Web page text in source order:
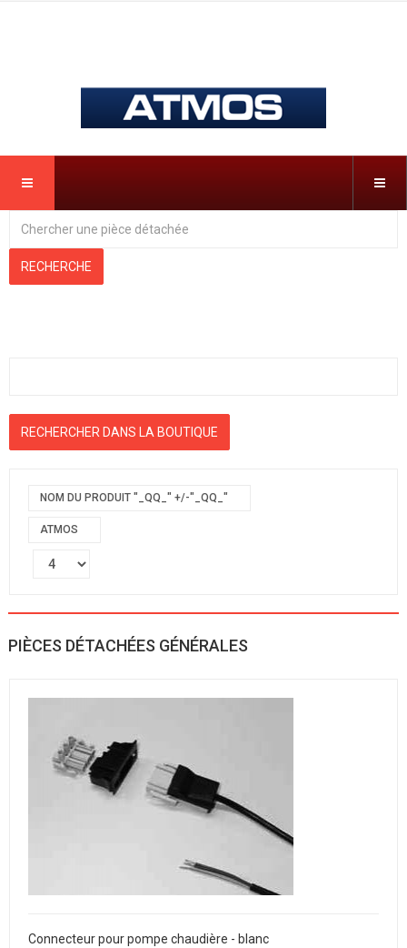
NOM DU PRODUIT "_QQ_" +/-"_QQ_"
ATMOS
PIÈCES DÉTACHÉES GÉNÉRALES
Connecteur pour pompe chaudière - blanc